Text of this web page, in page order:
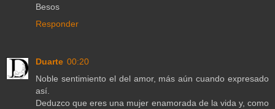
Besos
Responder
Duarte 00:20
Noble sentimiento el del amor, más aún cuando expresado
así.
Deduzco que eres una mujer enamorada de la vida y, como